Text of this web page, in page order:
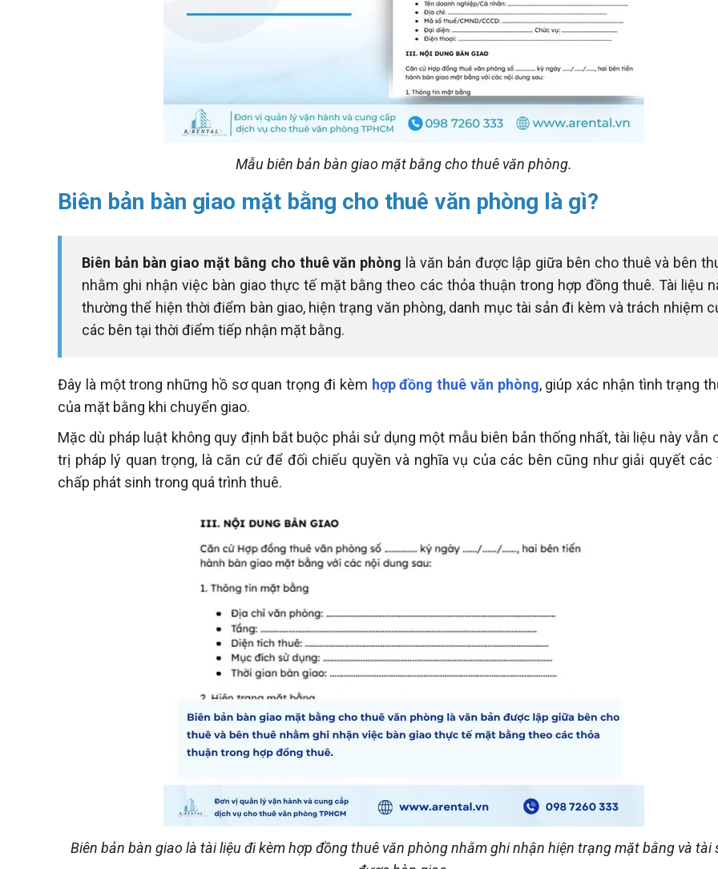
Mẫu biên bản bàn giao mặt bằng cho thuê văn phòng.
Biên bản bàn giao mặt bằng cho thuê văn phòng là gì?
Biên bản bàn giao mặt bằng cho thuê văn phòng là văn bản được lập giữa bên cho thuê và bên
nhằm ghi nhận việc bàn giao thực tế mặt bằng theo các thỏa thuận trong hợp đồng thuê. Tài liệu
thường thể hiện thời điểm bàn giao, hiện trạng văn phòng, danh mục tài sản đi kèm và trách nhiệm
các bên tại thời điểm tiếp nhận mặt bằng.
Đây là một trong những hồ sơ quan trọng đi kèm hợp đồng thuê văn phòng, giúp xác nhận tình trạng
của mặt bằng khi chuyển giao.
Mặc dù pháp luật không quy định bắt buộc phải sử dụng một mẫu biên bản thống nhất, tài liệu này vẫn
trị pháp lý quan trọng, là căn cứ để đối chiếu quyền và nghĩa vụ của các bên cũng như giải quyết các
chấp phát sinh trong quá trình thuê.
Biên bản bàn giao là tài liệu đi kèm hợp đồng thuê văn phòng nhằm ghi nhận hiện trạng mặt bằng và tài